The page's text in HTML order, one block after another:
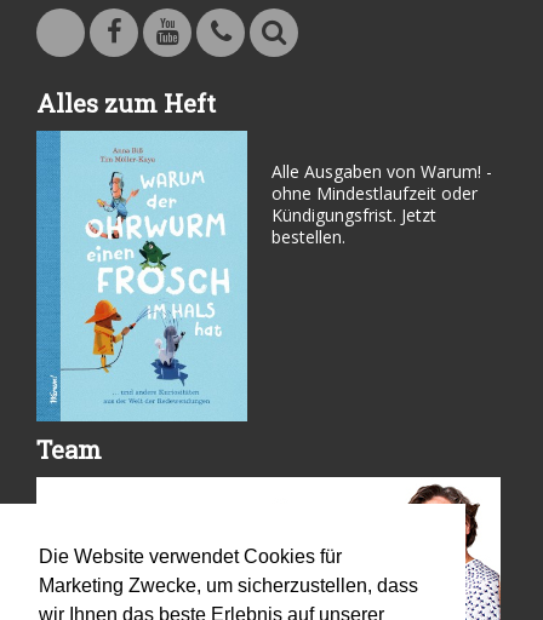
Die Website verwendet Cookies für
Marketing Zwecke, um sicherzustellen, dass
wir Ihnen das beste Erlebnis auf unserer
Alles zum Heft
Alle Ausgaben von Warum! -
ohne Mindestlaufzeit oder
Kündigungsfrist. Jetzt
bestellen.
Team